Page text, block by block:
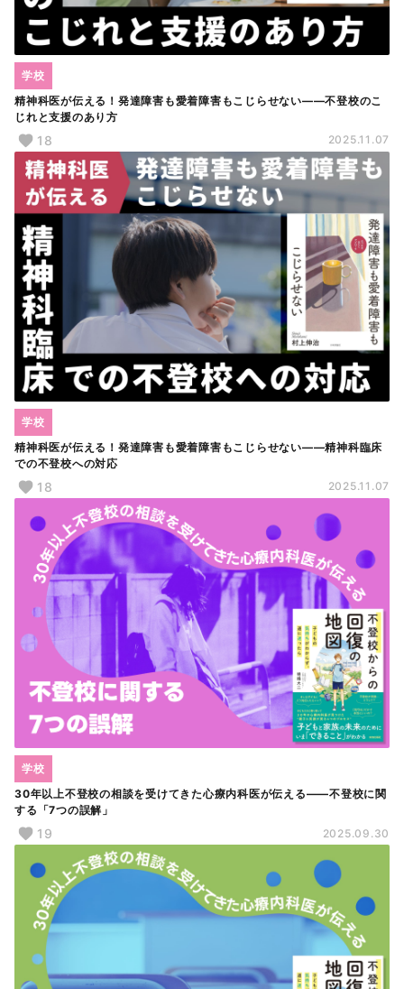
精神科医が伝える！発達障害も愛着障害もこじらせない――不登校のこ
じれと支援のあり方
学校
18 2025.11.07
精神科医が伝える！発達障害も愛着障害もこじらせない――精神科臨床
での不登校への対応
学校
18 2025.11.07
30年以上不登校の相談を受けてきた心療内科医が伝える――不登校に関
する「7つの誤解」
学校
19 2025.09.30